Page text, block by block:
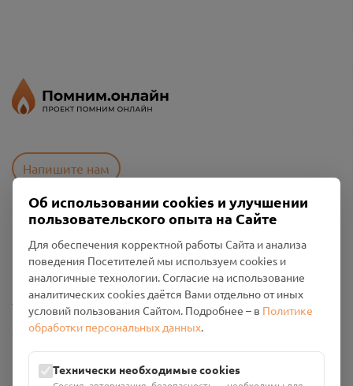
Напишите нам
Политика конфиденциальности
Промо-материалы
Настройки cookies
Общество с ограниченной ответственностью «Смоленский
Проект Помним»
ИНН: 6700029207 ОГРН: 1256700001986
Об использовании cookies и улучшении
пользовательского опыта на Сайте
Для обеспечения корректной работы Сайта и анализа
поведения Посетителей мы используем cookies и
аналогичные технологии. Согласие на использование
аналитических cookies даётся Вами отдельно от иных
условий пользования Сайтом. Подробнее – в Политике
обработки персональных данных.
Технически необходимые cookies